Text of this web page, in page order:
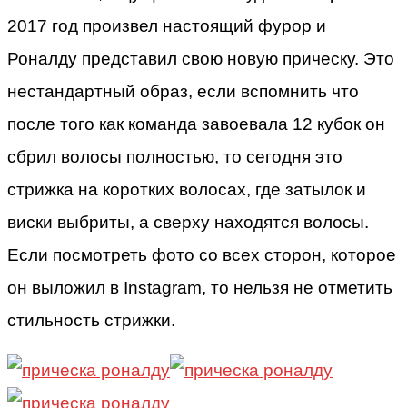
2017 год произвел настоящий фурор и
Роналду представил свою новую прическу. Это
нестандартный образ, если вспомнить что
после того как команда завоевала 12 кубок он
сбрил волосы полностью, то сегодня это
стрижка на коротких волосах, где затылок и
виски выбриты, а сверху находятся волосы.
Если посмотреть фото со всех сторон, которое
он выложил в Instagram, то нельзя не отметить
стильность стрижки.